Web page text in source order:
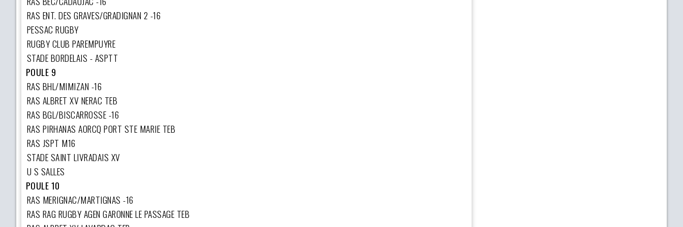
RAS ENT. DES GRAVES/GRADIGNAN 2 -16
PESSAC RUGBY
RUGBY CLUB PAREMPUYRE
STADE BORDELAIS - ASPTT
POULE 9
RAS BHL/MIMIZAN -16
RAS ALBRET XV NERAC TEB
RAS BGL/BISCARROSSE -16
RAS PIRHANAS AORCQ PORT STE MARIE TEB
RAS JSPT M16
STADE SAINT LIVRADAIS XV
U S SALLES
POULE 10
RAS MERIGNAC/MARTIGNAS -16
RAS RAG RUGBY AGEN GARONNE LE PASSAGE TEB